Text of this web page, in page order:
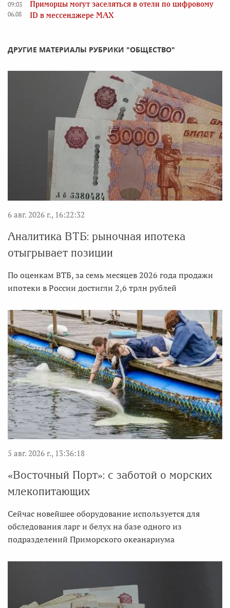
09:03
06.08
Приморцы могут заселяться в отели по цифровому
ID в мессенджере MAX
ДРУГИЕ МАТЕРИАЛЫ РУБРИКИ "ОБЩЕСТВО"
6 авг. 2026 г., 16:22:32
Аналитика ВТБ: рыночная ипотека
отыгрывает позиции
По оценкам ВТБ, за семь месяцев 2026 года продажи
ипотеки в России достигли 2,6 трлн рублей
5 авг. 2026 г., 13:36:18
«Восточный Порт»: с заботой о морских
млекопитающих
Сейчас новейшее оборудование используется для
обследования ларг и белух на базе одного из
подразделений Приморского океанариума